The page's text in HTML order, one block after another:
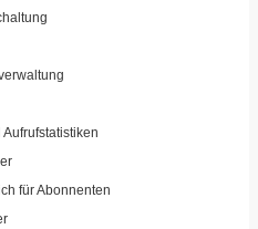
für Abonnenten